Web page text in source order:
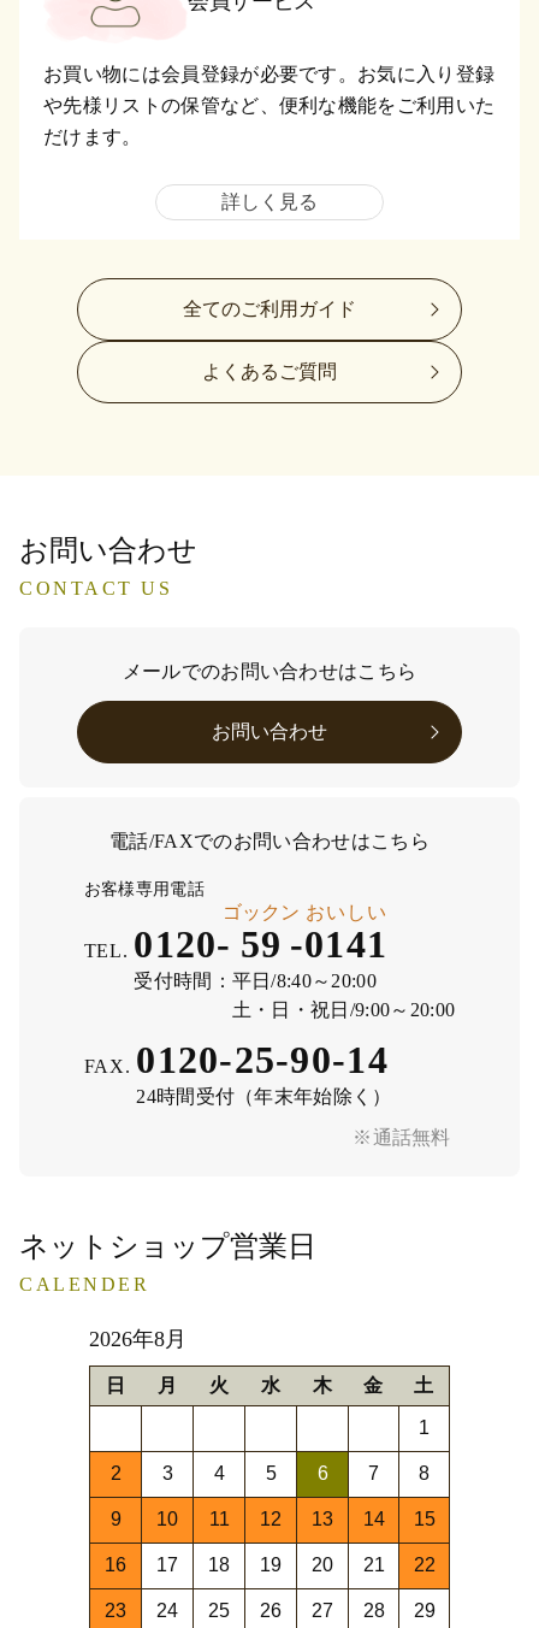
お買い物には会員登録が必要です。お気に入り登録
や先様リストの保管など、便利な機能をご利用いた
だけます。
詳しく見る
全てのご利用ガイド
よくあるご質問
お問い合わせ
CONTACT US
メールでのお問い合わせはこちら
お問い合わせ
電話/FAXでのお問い合わせはこちら
※通話無料
お客様専用電話
TEL. 0120- 59
ゴックン
-0141
おいしい
受付時間： 平日/8:40～20:00
土・日・祝日/9:00～20:00
FAX. 0120-25-90-14
24時間受付（年末年始除く）
ネットショップ営業日
CALENDER
2026年8月
日 月 火 水 木 金 土
1
2 3 4 5 6 7 8
9 10 11 12 13 14 15
16 17 18 19 20 21 22
23 24 25 26 27 28 29